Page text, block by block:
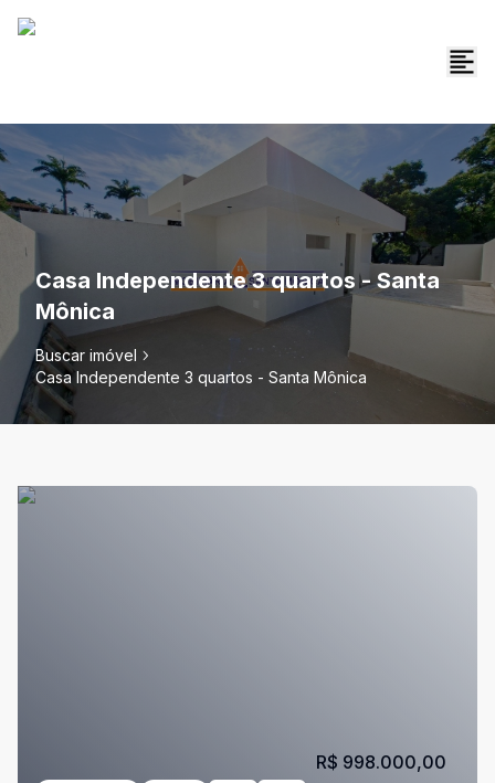
Casa Independente 3 quartos - Santa
Mônica
Buscar imóvel
Casa Independente 3 quartos - Santa Mônica
R$ 998.000,00